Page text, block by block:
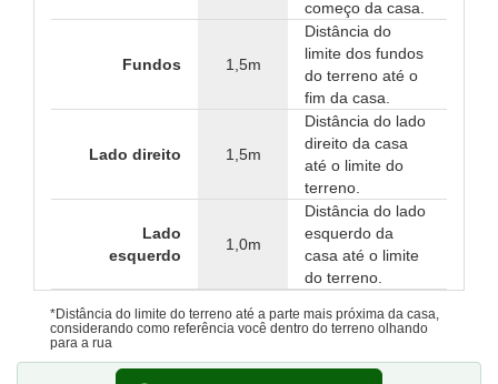
começo da casa.
Fundos 1,5m
Distância do
limite dos fundos
do terreno até o
fim da casa.
Lado direito 1,5m
Distância do lado
direito da casa
até o limite do
terreno.
Lado
esquerdo
1,0m
Distância do lado
esquerdo da
casa até o limite
do terreno.
*Distância do limite do terreno até a parte mais próxima da casa,
considerando como referência você dentro do terreno olhando
para a rua